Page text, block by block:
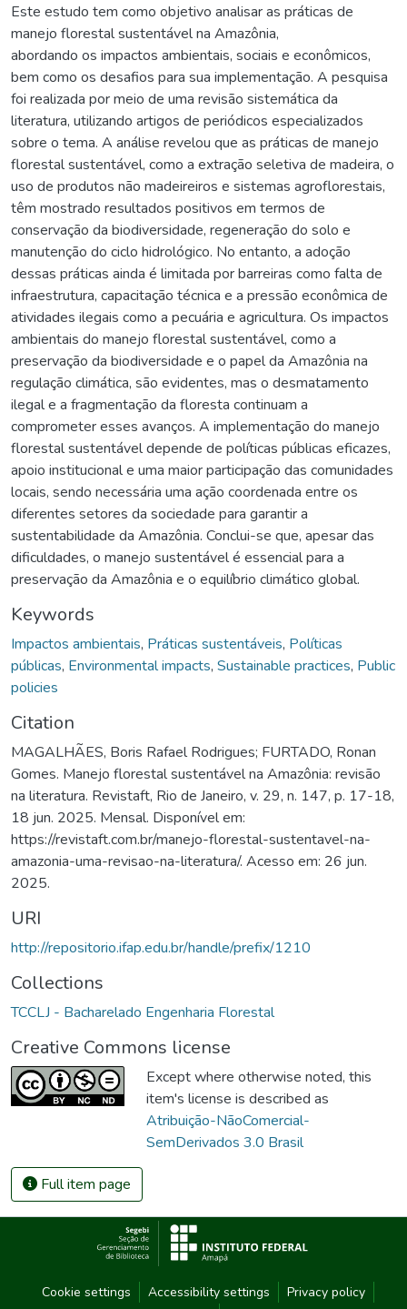
Este estudo tem como objetivo analisar as práticas de
manejo florestal sustentável na Amazônia,
abordando os impactos ambientais, sociais e econômicos,
bem como os desafios para sua implementação. A pesquisa
foi realizada por meio de uma revisão sistemática da
literatura, utilizando artigos de periódicos especializados
sobre o tema. A análise revelou que as práticas de manejo
florestal sustentável, como a extração seletiva de madeira, o
uso de produtos não madeireiros e sistemas agroflorestais,
têm mostrado resultados positivos em termos de
conservação da biodiversidade, regeneração do solo e
manutenção do ciclo hidrológico. No entanto, a adoção
dessas práticas ainda é limitada por barreiras como falta de
infraestrutura, capacitação técnica e a pressão econômica de
atividades ilegais como a pecuária e agricultura. Os impactos
ambientais do manejo florestal sustentável, como a
preservação da biodiversidade e o papel da Amazônia na
regulação climática, são evidentes, mas o desmatamento
ilegal e a fragmentação da floresta continuam a
comprometer esses avanços. A implementação do manejo
florestal sustentável depende de políticas públicas eficazes,
apoio institucional e uma maior participação das comunidades
locais, sendo necessária uma ação coordenada entre os
diferentes setores da sociedade para garantir a
sustentabilidade da Amazônia. Conclui-se que, apesar das
dificuldades, o manejo sustentável é essencial para a
preservação da Amazônia e o equilíbrio climático global.
Keywords
Impactos ambientais, Práticas sustentáveis, Políticas
públicas, Environmental impacts, Sustainable practices, Public
policies
Citation
MAGALHÃES, Boris Rafael Rodrigues; FURTADO, Ronan
Gomes. Manejo florestal sustentável na Amazônia: revisão
na literatura. Revistaft, Rio de Janeiro, v. 29, n. 147, p. 17-18,
18 jun. 2025. Mensal. Disponível em:
https://revistaft.com.br/manejo-florestal-sustentavel-na-
amazonia-uma-revisao-na-literatura/. Acesso em: 26 jun.
2025.
URI
http://repositorio.ifap.edu.br/handle/prefix/1210
Collections
TCCLJ - Bacharelado Engenharia Florestal
Creative Commons license
Except where otherwise noted, this
item's license is described as
Atribuição-NãoComercial-
SemDerivados 3.0 Brasil
Full item page
Cookie settings Accessibility settings
Privacy policy